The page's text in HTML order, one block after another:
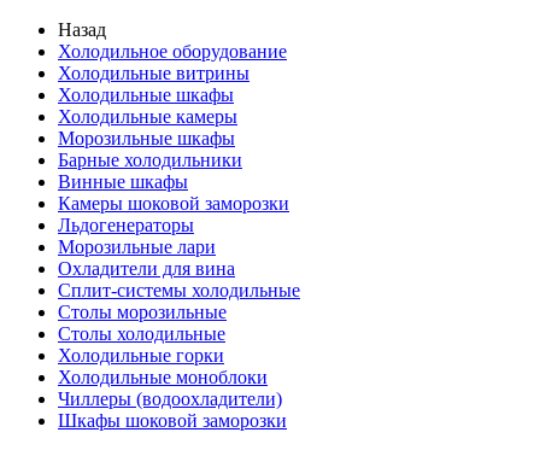
Назад
Холодильное оборудование
Холодильные витрины
Холодильные шкафы
Холодильные камеры
Морозильные шкафы
Барные холодильники
Винные шкафы
Камеры шоковой заморозки
Льдогенераторы
Морозильные лари
Охладители для вина
Сплит-системы холодильные
Столы морозильные
Столы холодильные
Холодильные горки
Холодильные моноблоки
Чиллеры (водоохладители)
Шкафы шоковой заморозки